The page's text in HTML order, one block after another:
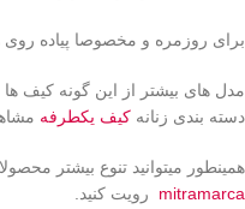
برای روزمره و مخصوصا پیاده
مدل های بیشتر از این گونه کیف
دسته بندی زنانه کیف یکطرفه
همینطور میتوانید تنوع بیشتر
mitramarca رویت کنید.